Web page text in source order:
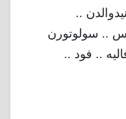
..
.. سولوتورن
.. فود ..